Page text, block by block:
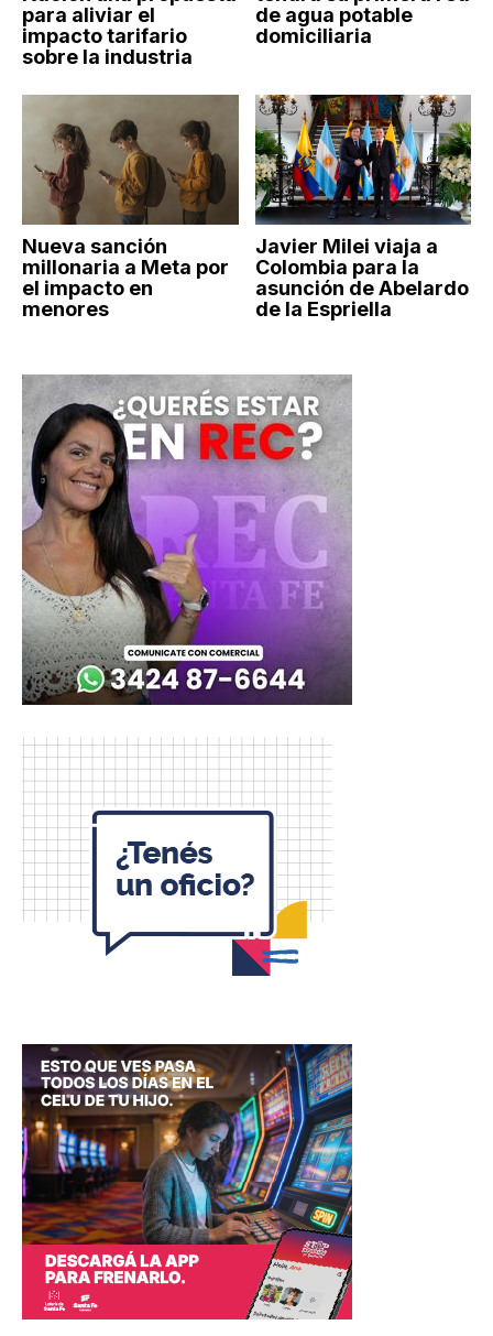
para aliviar el
impacto tarifario
sobre la industria
de agua potable
domiciliaria
Nueva sanción
millonaria a Meta por
el impacto en
menores
Javier Milei viaja a
Colombia para la
asunción de Abelardo
de la Espriella